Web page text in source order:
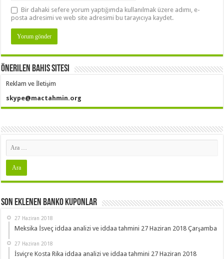
Bir dahaki sefere yorum yaptığımda kullanılmak üzere adımı, e-
posta adresimi ve web site adresimi bu tarayıcıya kaydet.
Önerilen Bahis Sitesi
Reklam ve İletişim
skype@mactahmin.org
Son Eklenen Banko Kuponlar
27 Haziran 2018
Meksika İsveç iddaa analizi ve iddaa tahmini 27 Haziran 2018 Çarşamba
27 Haziran 2018
İsviçre Kosta Rika iddaa analizi ve iddaa tahmini 27 Haziran 2018